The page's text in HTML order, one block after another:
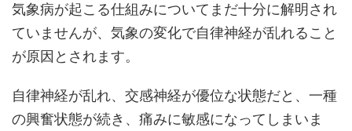
気象病が起こる仕組みについてまだ十分に解明され
ていませんが、気象の変化で自律神経が乱れること
が原因とされます。
自律神経が乱れ、交感神経が優位な状態だと、一種
の興奮状態が続き、痛みに敏感になってしまいま